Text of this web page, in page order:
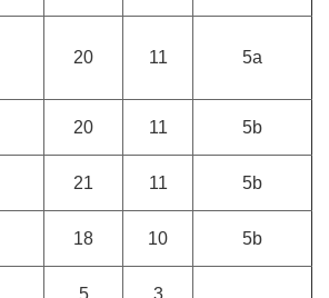
20 11 5a
20 11 5b
21 11 5b
18 10 5b